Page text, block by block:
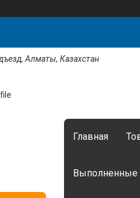
Алматы, Казахстан
Главная
Выполненные